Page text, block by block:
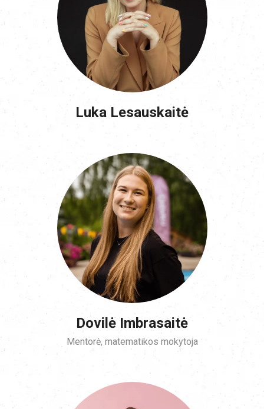
Luka Lesauskaitė
Dovilė Imbrasaitė
Mentorė, matematikos mokytoja